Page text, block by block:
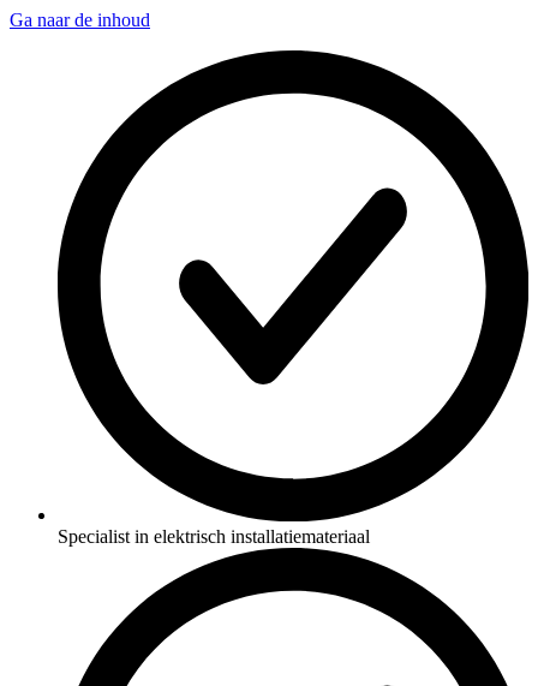
Ga naar de inhoud
Specialist in elektrisch installatiemateriaal